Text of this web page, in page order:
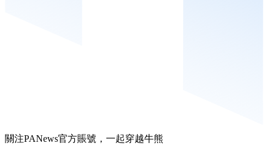
關注PANews官方賬號，一起穿越牛熊